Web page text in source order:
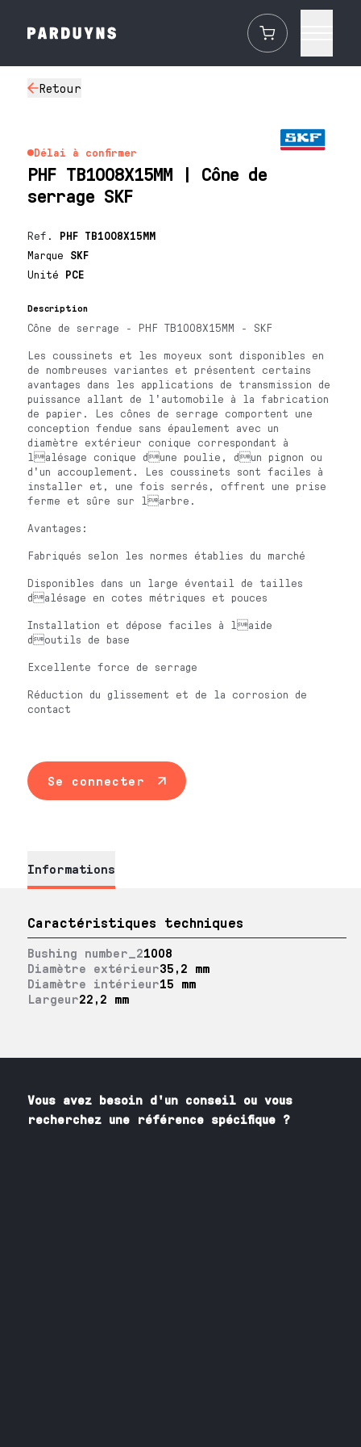
Retour
Délai à confirmer
PHF TB1008X15MM | Cône de
serrage SKF
Ref. PHF TB1008X15MM
Marque SKF
Unité PCE
Description
Cône de serrage - PHF TB1008X15MM - SKF
Les coussinets et les moyeux sont disponibles en
de nombreuses variantes et présentent certains
avantages dans les applications de transmission de
puissance allant de l'automobile à la fabrication
de papier. Les cônes de serrage comportent une
conception fendue sans épaulement avec un
diamètre extérieur conique correspondant à
lalésage conique dune poulie, dun pignon ou
d'un accouplement. Les coussinets sont faciles à
installer et, une fois serrés, offrent une prise
ferme et sûre sur larbre.
Avantages:
Fabriqués selon les normes établies du marché
Disponibles dans un large éventail de tailles
dalésage en cotes métriques et pouces
Installation et dépose faciles à laide
doutils de base
Excellente force de serrage
Réduction du glissement et de la corrosion de
contact
Se connecter
Informations
Caractéristiques techniques
Bushing number_21008
Diamètre extérieur35,2 mm
Diamètre intérieur15 mm
Largeur22,2 mm
Vous avez besoin d'un conseil ou vous
recherchez une référence spécifique ?